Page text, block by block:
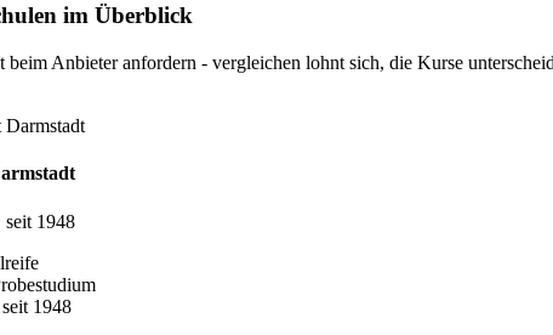
im Überblick
Anbieter anfordern - vergleichen lohnt sich, die Kurse
seit 1948
1948